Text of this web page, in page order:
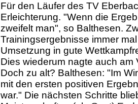
Für den Läufer des TV
Erleichterung. "Wenn die
zweifelt man", so Balthesen.
Trainingsergebnisse immer
Umsetzung in gute
Dies wiederum nagte auch
Doch zu alt? Balthesen: "Im
mit den ersten positiven
war." Die nächsten Schritte